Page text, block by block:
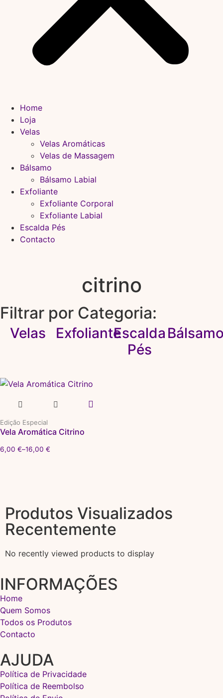
Home
Loja
Velas
Velas Aromáticas
Velas de Massagem
Bálsamo
Bálsamo Labial
Exfoliante
Exfoliante Corporal
Exfoliante Labial
Escalda Pés
Contacto
citrino
Filtrar por Categoria:
Velas ExfolianteEscalda
Pés
Edição Especial
Vela Aromática Citrino
6,00 €–16,00 €
Produtos Visualizados
Recentemente
No recently viewed products to display
INFORMAÇÕES
Home
Quem Somos
Todos os Produtos
Contacto
AJUDA
Política de Privacidade
Política de Reembolso